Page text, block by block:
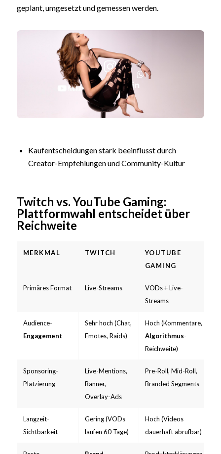
geplant, umgesetzt und gemessen werden.
Kaufentscheidungen stark beeinflusst durch
Creator-Empfehlungen und Community-Kultur
Twitch vs. YouTube Gaming:
Plattformwahl entscheidet über
Reichweite
MERKMAL TWITCH
YOUTUBE
GAMING
Primäres Format Live-Streams
VODs + Live-
Streams
Audience-
Engagement
Sehr hoch (Chat,
Emotes, Raids)
Hoch (Kommentare,
Algorithmus-
Reichweite)
Sponsoring-
Platzierung
Live-Mentions,
Banner,
Overlay-Ads
Pre-Roll, Mid-Roll,
Branded Segments
Langzeit-
Sichtbarkeit
Gering (VODs
laufen 60 Tage)
Hoch (Videos
dauerhaft abrufbar)